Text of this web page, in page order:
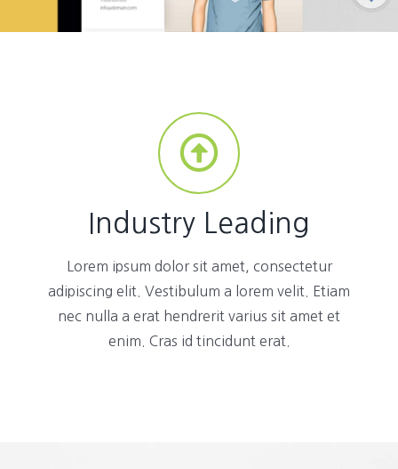
Industry Leading
Lorem ipsum dolor sit amet, consectetur
adipiscing elit. Vestibulum a lorem velit. Etiam
nec nulla a erat hendrerit varius sit amet et
enim. Cras id tincidunt erat.